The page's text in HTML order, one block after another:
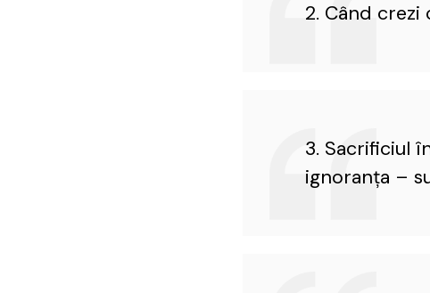
2. Când
3. Sacrificiul
ignoranţa –